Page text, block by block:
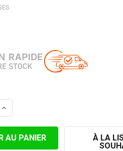
QUANTITÉ DE BOUCHON
AUGMENTER LA QUANTITÉ DE
À LA